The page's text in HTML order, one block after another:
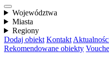
Województwa
Miasta
Regiony
Dodaj obiekt Kontakt
Rekomendowane obiekty